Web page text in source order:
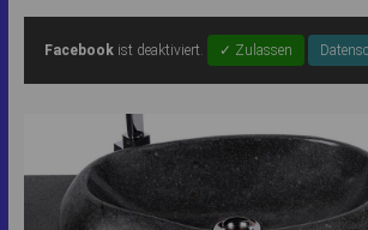
Facebookist deaktiviert. ✓ Zulassen